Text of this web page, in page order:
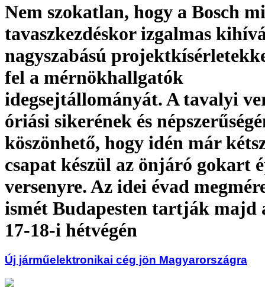
Nem szokatlan, hogy a Bosch
tavaszkezdéskor izgalmas
nagyszabású
fel a mérnökhallgatók
idegsejtállományát. A tavalyi
óriási sikerének és
köszönhető, hogy idén már
csapat készül az önjáró gokart
versenyre. Az idei évad
ismét Budapesten tartják majd
17-18-i hétvégén
Új járműelektronikai cég jön Magyarországra